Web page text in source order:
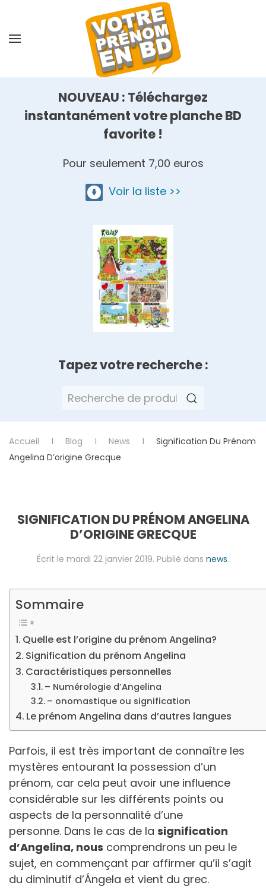
NOUVEAU : Téléchargez
instantanément votre planche BD
favorite !
Pour seulement 7,00 euros
Voir la liste >>
Tapez votre recherche :
Recherche
Accueil Blog News
Signification Du Prénom
Angelina D’origine Grecque
SIGNIFICATION DU PRÉNOM ANGELINA
D’ORIGINE GRECQUE
Écrit le mardi 22 janvier 2019. Publié dans news.
Sommaire
Quelle est l’origine du prénom Angelina?
Signification du prénom Angelina
Caractéristiques personnelles
– Numérologie d’Angelina
– onomastique ou signification
Le prénom Angelina dans d’autres langues
Parfois, il est très important de connaître les
mystères entourant la possession d’un
prénom, car cela peut avoir une influence
considérable sur les différents points ou
aspects de la personnalité d’une
personne. Dans le cas de la signification
d’Angelina, nous comprendrons un peu le
sujet, en commençant par affirmer qu’il s’agit
du diminutif d’Ángela et vient du grec.